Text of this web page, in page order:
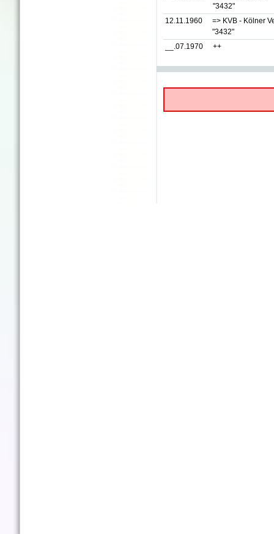
"3432"
12.11.1960
=> KVB - Kölner
"3432"
__.07.1970
++